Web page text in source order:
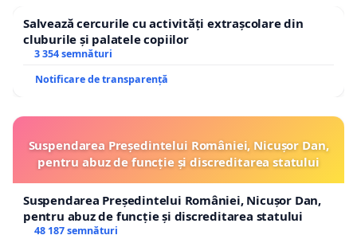
Salvează cercurile cu activități extrașcolare din
cluburile și palatele copiilor
3 354 semnături
Notificare de transparență
Suspendarea Președintelui României, Nicușor Dan,
pentru abuz de funcție și discreditarea statului
Suspendarea Președintelui României, Nicușor Dan,
pentru abuz de funcție și discreditarea statului
48 187 semnături